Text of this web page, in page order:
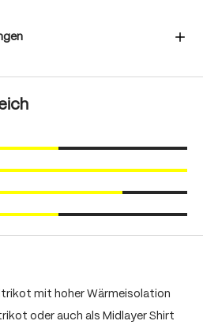
mit hoher Wärmeisolation
oder auch als Midlayer Shirt